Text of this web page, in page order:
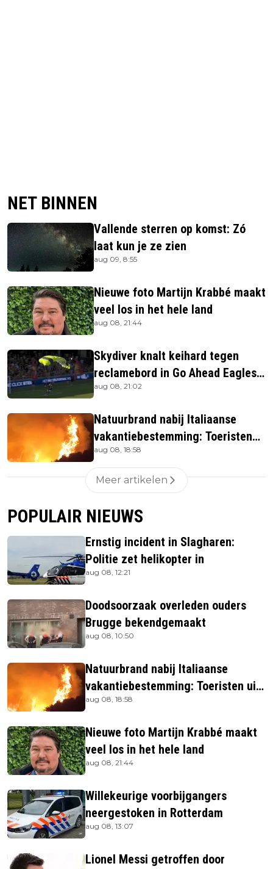
NET BINNEN
Vallende sterren op komst: Zó
laat kun je ze zien
aug 09, 8:55
Nieuwe foto Martijn Krabbé maakt
veel los in het hele land
aug 08, 21:44
Skydiver knalt keihard tegen
reclamebord in Go Ahead Eagles-
stadion
aug 08, 21:02
Natuurbrand nabij Italiaanse
vakantiebestemming: Toeristen
uit verblijven gehaald
aug 08, 18:58
Meer artikelen
POPULAIR NIEUWS
Ernstig incident in Slagharen:
Politie zet helikopter in
aug 08, 12:21
Doodsoorzaak overleden ouders
Brugge bekendgemaakt
aug 08, 10:50
Natuurbrand nabij Italiaanse
vakantiebestemming: Toeristen uit
verblijven gehaald
aug 08, 18:58
Nieuwe foto Martijn Krabbé maakt
veel los in het hele land
aug 08, 21:44
Willekeurige voorbijgangers
neergestoken in Rotterdam
aug 08, 13:07
Lionel Messi getroffen door